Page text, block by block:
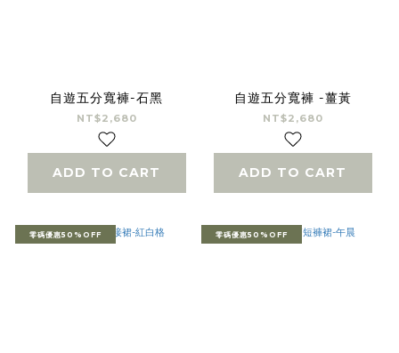
自遊五分寬褲-石黑
NT$2,680
ADD TO CART
自遊五分寬褲 -薑黃
NT$2,680
ADD TO CART
零碼優惠50%OFF 零碼優惠50%OFF